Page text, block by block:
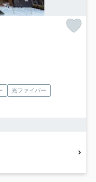
光ファイバー